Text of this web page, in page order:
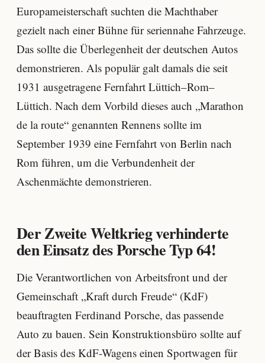
Europameisterschaft suchten die Machthaber
gezielt nach einer Bühne für seriennahe Fahrzeuge.
Das sollte die Überlegenheit der deutschen Autos
demonstrieren. Als populär galt damals die seit
1931 ausgetragene Fernfahrt Lüttich–Rom–
Lüttich. Nach dem Vorbild dieses auch „Marathon
de la route“ genannten Rennens sollte im
September 1939 eine Fernfahrt von Berlin nach
Rom führen, um die Verbundenheit der
Aschenmächte demonstrieren.
Der Zweite Weltkrieg verhinderte
den Einsatz des Porsche Typ 64!
Die Verantwortlichen von Arbeitsfront und der
Gemeinschaft „Kraft durch Freude“ (KdF)
beauftragten Ferdinand Porsche, das passende
Auto zu bauen. Sein Konstruktionsbüro sollte auf
der Basis des KdF-Wagens einen Sportwagen für